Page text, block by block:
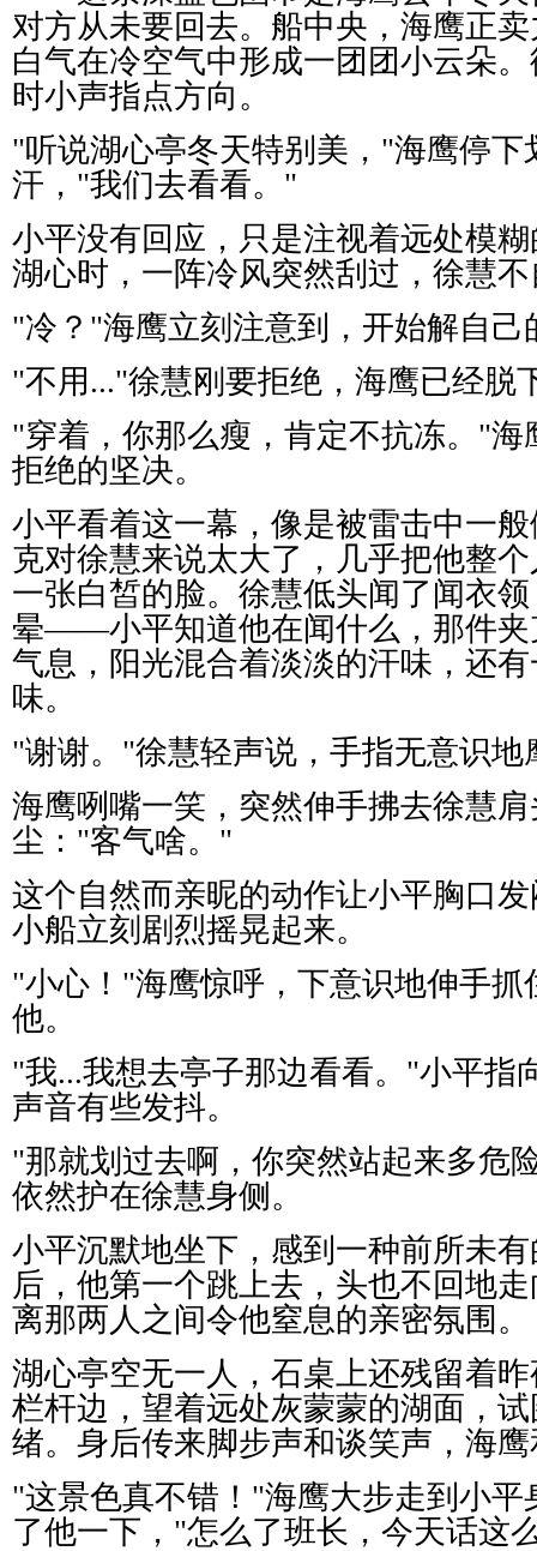
对方从未要回去。船中央，海鹰正
白气在冷空气中形成一团团小云朵
时小声指点方向。
"听说湖心亭冬天特别美， "海鹰停下
汗， "我们去看看。 "
小平没有回应，只是注视着远处模
湖心时，一阵冷风突然刮过，徐慧
"冷？ "海鹰立刻注意到，开始解自己
"不用 ..."徐慧刚要拒绝，海鹰已经脱
"穿着，你那么瘦，肯定不抗冻。 "海
拒绝的坚决。
小平看着这一幕，像是被雷击中一
克对徐慧来说太大了，几乎把他整
一张白皙的脸。徐慧低头闻了闻衣
晕——小平知道他在闻什么，那件
气息，阳光混合着淡淡的汗味，还
味。
"谢谢。 "徐慧轻声说，手指无意识
海鹰咧嘴一笑，突然伸手拂去徐慧
尘： "客气啥。 "
这个自然而亲昵的动作让小平胸口
小船立刻剧烈摇晃起来。
"小心！ "海鹰惊呼，下意识地伸手抓
他。
"我...我想去亭子那边看看。 "小平指
声音有些发抖。
"那就划过去啊，你突然站起来多危
依然护在徐慧身侧。
小平沉默地坐下，感到一种前所未
后，他第一个跳上去，头也不回地
离那两人之间令他窒息的亲密氛围。
湖心亭空无一人，石桌上还残留着
栏杆边，望着远处灰蒙蒙的湖面，
绪。身后传来脚步声和谈笑声，海
"这景色真不错！ "海鹰大步走到小平
了他一下， "怎么了班长，今天话这